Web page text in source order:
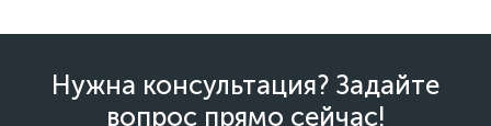
Нужна консультация? Задайте
вопрос прямо сейчас!